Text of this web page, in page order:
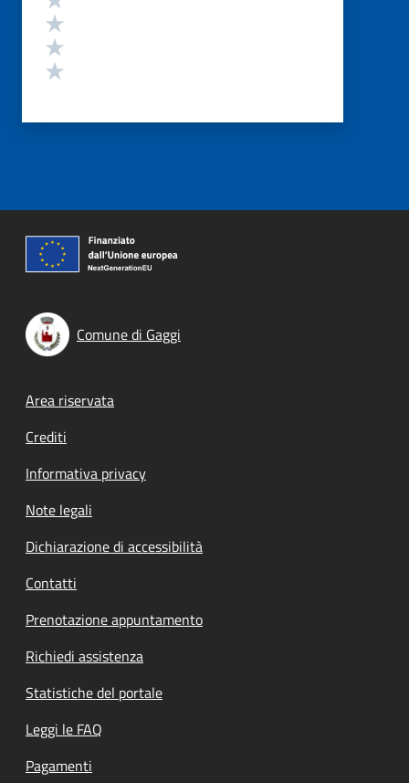
Comune di Gaggi
Footer menu
Area riservata
Crediti
Informativa privacy
Note legali
Dichiarazione di accessibilità
Contatti
Prenotazione appuntamento
Richiedi assistenza
Statistiche del portale
Leggi le FAQ
Pagamenti